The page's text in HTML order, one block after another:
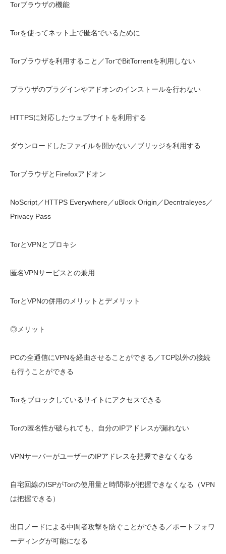
Torブラウザの機能
Torを使ってネット上で匿名でいるために
Torブラウザを利用すること／TorでBitTorrentを利用しない
ブラウザのプラグインやアドオンのインストールを行わない
HTTPSに対応したウェブサイトを利用する
ダウンロードしたファイルを開かない／ブリッジを利用する
TorブラウザとFirefoxアドオン
NoScript／HTTPS Everywhere／uBlock Origin／Decntraleyes／
Privacy Pass
TorとVPNとプロキシ
匿名VPNサービスとの兼用
TorとVPNの併用のメリットとデメリット
◎メリット
PCの全通信にVPNを経由させることができる／TCP以外の接続
も行うことができる
Torをブロックしているサイトにアクセスできる
Torの匿名性が破られても、自分のIPアドレスが漏れない
VPNサーバーがユーザーのIPアドレスを把握できなくなる
自宅回線のISPがTorの使用量と時間帯が把握できなくなる（VPN
は把握できる）
出口ノードによる中間者攻撃を防ぐことができる／ポートフォワ
ーディングが可能になる